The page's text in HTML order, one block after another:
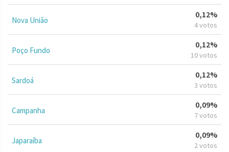
Nova União
0,12%
4 votos
Poço Fundo
0,12%
10 votos
Sardoá
0,12%
3 votos
Campanha
0,09%
7 votos
Japaraíba
0,09%
2 votos